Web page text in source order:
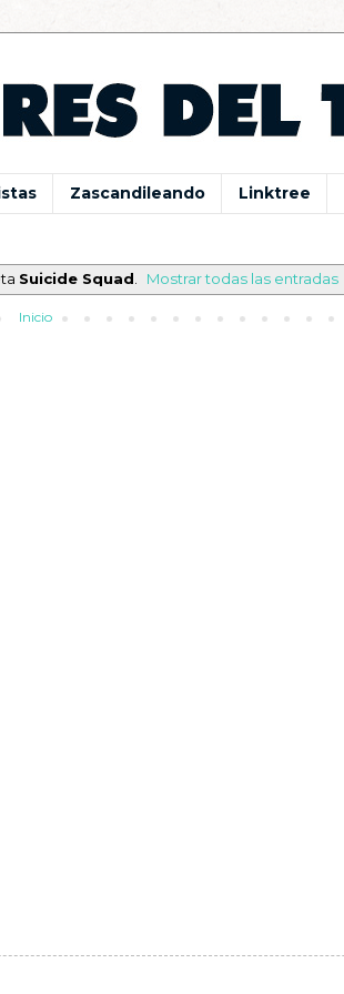
Zascandileando Linktree
Suicide Squad Mostrar todas las entradas
Inicio